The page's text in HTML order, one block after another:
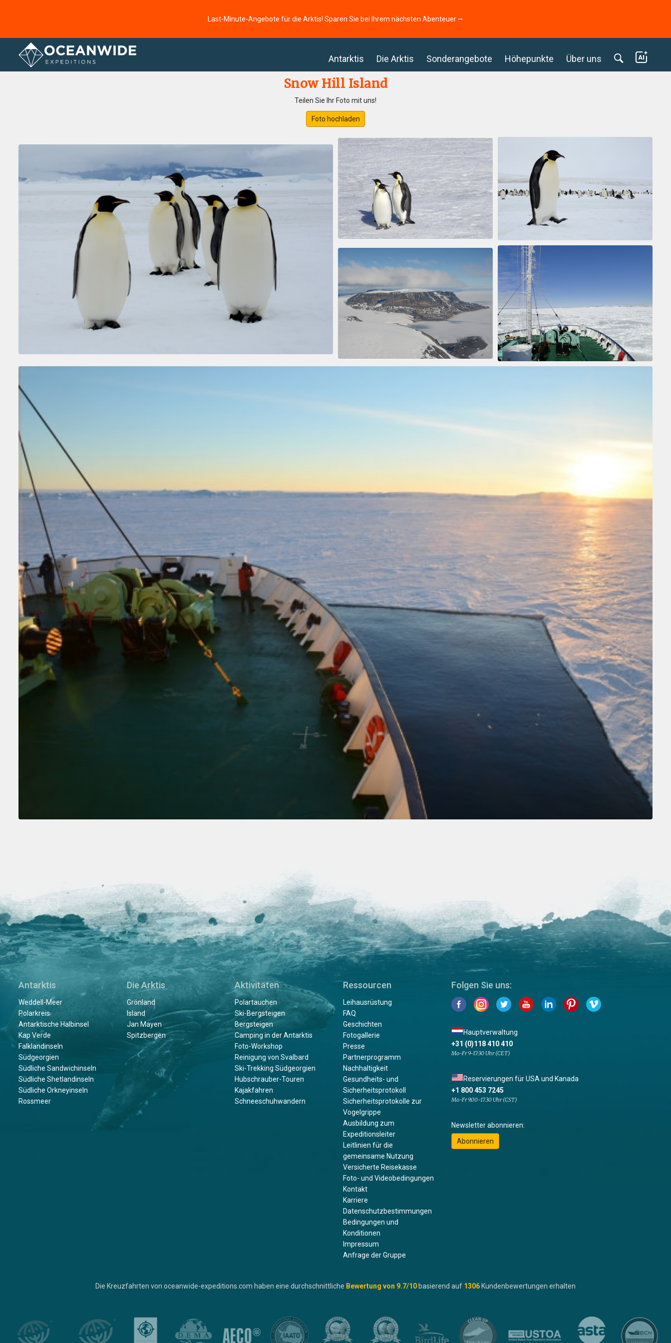
Last-Minute-Angebote für die Arktis! Sparen Sie bei Ihrem nächsten Abenteuer ⭢
Antarktis Die Arktis Sonderangebote Höhepunkte Über uns
Startseite Fotogallerie
Snow Hill Island
Teilen Sie Ihr Foto mit uns!
Foto hochladen
Antarktis
Weddell-Meer
Polarkreis
Antarktische Halbinsel
Kap Verde
Falklandinseln
Südgeorgien
Südliche Sandwichinseln
Südliche Shetlandinseln
Südliche Orkneyinseln
Rossmeer
Die Arktis
Grönland
Island
Jan Mayen
Spitzbergen
Aktivitäten
Polartauchen
Ski-Bergsteigen
Bergsteigen
Camping in der Antarktis
Foto-Workshop
Reinigung von Svalbard
Ski-Trekking Südgeorgien
Hubschrauber-Touren
Kajakfahren
Schneeschuhwandern
Ressourcen
Leihausrüstung
FAQ
Geschichten
Fotogallerie
Presse
Partnerprogramm
Nachhaltigkeit
Gesundheits- und
Sicherheitsprotokoll
Sicherheitsprotokolle zur
Vogelgrippe
Ausbildung zum
Expeditionsleiter
Leitlinien für die
gemeinsame Nutzung
Versicherte Reisekasse
Foto- und Videobedingungen
Kontakt
Karriere
Datenschutzbestimmungen
Bedingungen und
Konditionen
Impressum
Anfrage der Gruppe
Folgen Sie uns:
Hauptverwaltung
+31 (0)118 410 410
Mo-Fr 9-17:30 Uhr (CET)
Reservierungen für USA und Kanada
+1 800 453 7245
Mo-Fr 9.00-17.30 Uhr (CST)
Newsletter abonnieren:
Abonnieren
Die Kreuzfahrten von oceanwide-expeditions.com haben eine durchschnittliche Bewertung von 9.7/10 basierend auf 1306 Kundenbewertungen erhalten